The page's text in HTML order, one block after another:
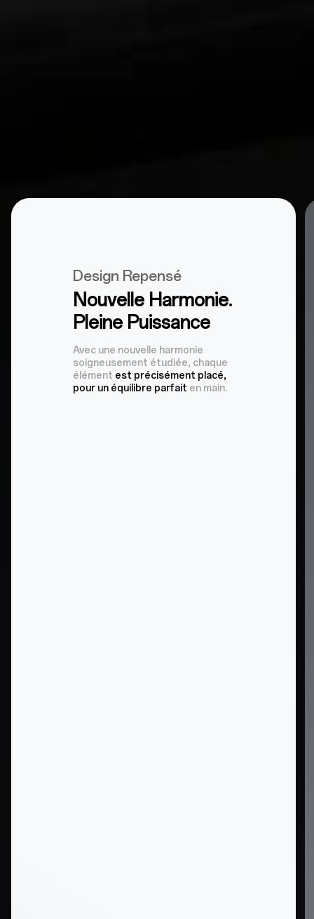
Design Repensé
Nouvelle Harmonie.
Pleine Puissance
Avec une nouvelle harmonie
soigneusement étudiée, chaque
élément est précisément placé,
pour un équilibre parfait en main.